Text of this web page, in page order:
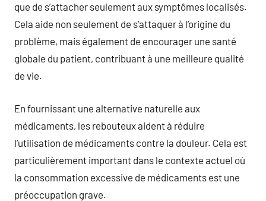
que de s’attacher seulement aux symptômes localisés.
Cela aide non seulement de s’attaquer à l’origine du
problème, mais également de encourager une santé
globale du patient, contribuant à une meilleure qualité
de vie.
En fournissant une alternative naturelle aux
médicaments, les rebouteux aident à réduire
l’utilisation de médicaments contre la douleur. Cela est
particulièrement important dans le contexte actuel où
la consommation excessive de médicaments est une
préoccupation grave.